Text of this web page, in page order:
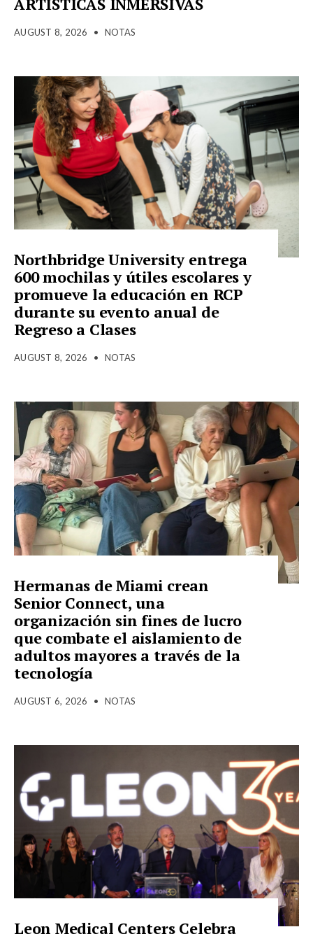
AUGUST 8, 2026 • NOTAS
Northbridge University entrega
600 mochilas y útiles escolares y
promueve la educación en RCP
durante su evento anual de
Regreso a Clases
AUGUST 8, 2026 • NOTAS
Hermanas de Miami crean
Senior Connect, una
organización sin fines de lucro
que combate el aislamiento de
adultos mayores a través de la
tecnología
AUGUST 6, 2026 • NOTAS
Leon Medical Centers Celebra